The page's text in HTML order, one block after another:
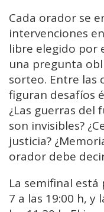
Cada orador se
intervenciones
libre elegido por
una pregunta
sorteo. Entre las
figuran desafíos
¿Las guerras del
son invisibles?
justicia?
orador debe
La semifinal
7 a las 19:00 h, y